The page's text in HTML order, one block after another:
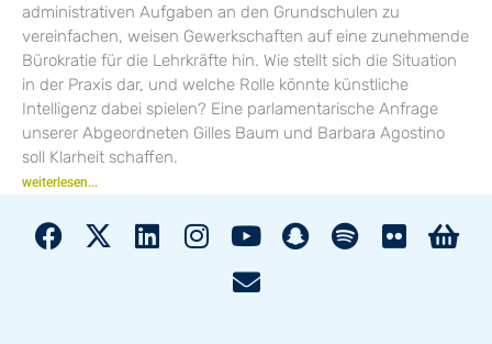
administrativen Aufgaben an den Grundschulen zu
vereinfachen, weisen Gewerkschaften auf eine zunehmende
Bürokratie für die Lehrkräfte hin. Wie stellt sich die Situation
in der Praxis dar, und welche Rolle könnte künstliche
Intelligenz dabei spielen? Eine parlamentarische Anfrage
unserer Abgeordneten Gilles Baum und Barbara Agostino
soll Klarheit schaffen.
weiterlesen...